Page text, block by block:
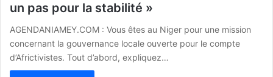
un pas pour la stabilité »
AGENDANIAMEY.COM : Vous êtes au Niger pour une mission
concernant la gouvernance locale ouverte pour le compte
d’Africtivistes. Tout d’abord, expliquez…